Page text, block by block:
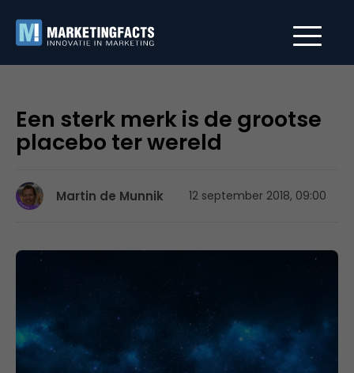
Een sterk merk is de grootse
placebo ter wereld
Martin de Munnik 12 september 2018, 09:00